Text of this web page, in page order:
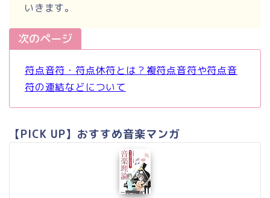
いきます。
次のページ
符点音符・符点休符とは？複符点音符や符点音
符の連結などについて
【PICK UP】おすすめ音楽マンガ